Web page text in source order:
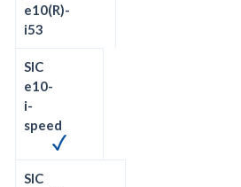
e10(R)-
i53
SIC
e10-
i-
speed
SIC